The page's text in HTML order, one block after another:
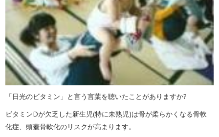
「日光のビタミン」と言う言葉を聴いたことがありますか?
ビタミンDが欠乏した新生児(特に未熟児)は骨が柔らかくなる骨軟
化症、頭蓋骨軟化のリスクが高まります。